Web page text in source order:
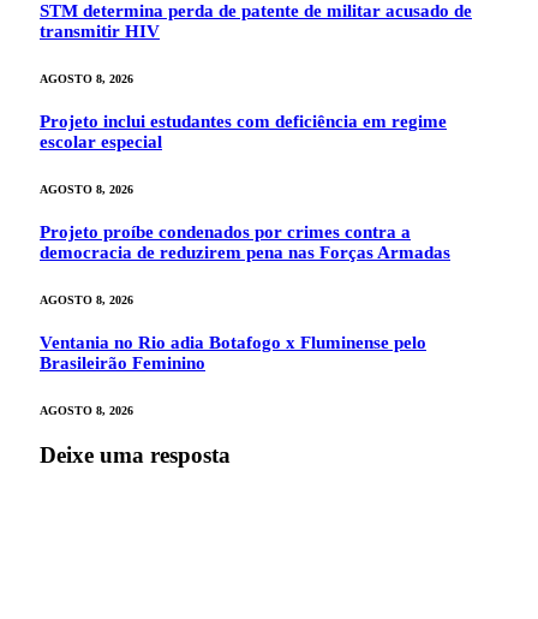
STM determina perda de patente de militar acusado de
transmitir HIV
AGOSTO 8, 2026
Projeto inclui estudantes com deficiência em regime
escolar especial
AGOSTO 8, 2026
Projeto proíbe condenados por crimes contra a
democracia de reduzirem pena nas Forças Armadas
AGOSTO 8, 2026
Ventania no Rio adia Botafogo x Fluminense pelo
Brasileirão Feminino
AGOSTO 8, 2026
Deixe uma resposta